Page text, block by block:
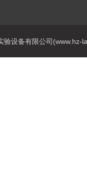
验设备有限公司